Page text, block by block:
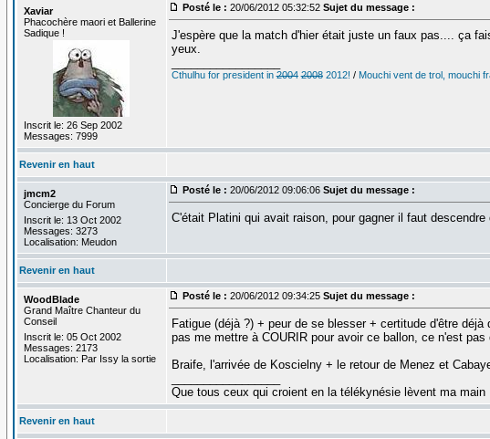
Xaviar
Phacochère maori et Ballerine
Sadique !
Inscrit le: 26 Sep 2002
Messages: 7999
Posté le : 20/06/2012 05:32:52 Sujet du message :
J'espère que la match d'hier était juste un faux pas.... ça
yeux.
Cthulhu for president in2004 20082012! / Mouchi vent de trol, mouchi
Revenir en haut
jmcm2
Concierge du Forum
Inscrit le: 13 Oct 2002
Messages: 3273
Localisation: Meudon
Posté le : 20/06/2012 09:06:06 Sujet du message :
C'était Platini qui avait raison, pour gagner il faut
Revenir en haut
WoodBlade
Grand Maître Chanteur du
Conseil
Inscrit le: 05 Oct 2002
Messages: 2173
Localisation: Par Issy la sortie
Posté le : 20/06/2012 09:34:25 Sujet du message :
Fatigue (déjà ?) + peur de se blesser + certitude d'être
pas me mettre à COURIR pour avoir ce ballon, ce n'est pas
Braife, l'arrivée de Koscielny + le retour de Menez et
Que tous ceux qui croient en la télékynésie lèvent ma main
Revenir en haut